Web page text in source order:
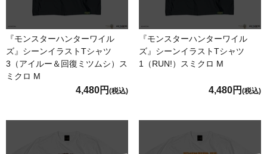
『モンスターハンターワイル
ズ』シーンイラストTシャツ
3（アイルー＆回復ミツムシ）ス
ミクロ M
4,480円 (税込)
『モンスターハンターワイル
ズ』シーンイラストTシャツ
1（RUN!）スミクロ M
4,480円 (税込)